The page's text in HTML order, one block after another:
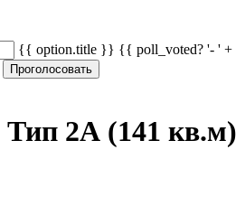
{{ option.title }} {{ poll_voted? '- ' +
Проголосовать
2А (141 кв.м)